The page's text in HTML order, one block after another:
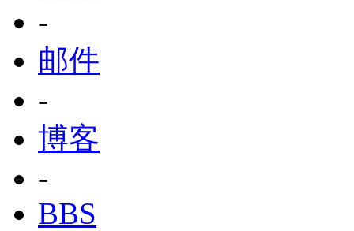
-
邮件
-
博客
-
BBS